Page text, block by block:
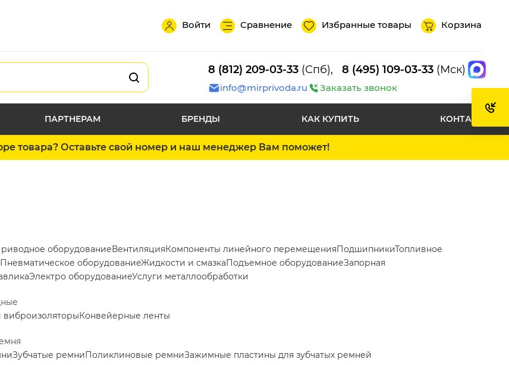
Войти Сравнение Избранные товары Корзина
8 (812) 209-03-33 (Спб), 8 (495) 109-03-33 (Мск)
info@mirprivoda.ru Заказать звонок
ПАРТНЕРАМ БРЕНДЫ КАК КУПИТЬ КОНТАКТЫ
товара? Оставьте свой номер и наш менеджер Вам поможет!
оборудованиеВентиляцияКомпоненты линейного перемещенияПодшипникиТопливное
Пневматическое оборудованиеЖидкости и смазкаПодъемное оборудованиеЗапорная
Электро оборудованиеУслуги металлообработки
Конвейерные ленты
Зубчатые ремниПоликлиновые ремниЗажимные пластины для зубчатых ремней